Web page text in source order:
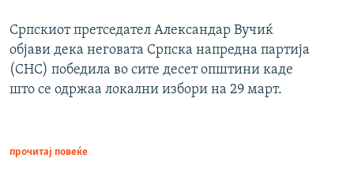
Српскиот претседател Александар Вучиќ
објави дека неговата Српска напредна партија
(СНС) победила во сите десет општини каде
што се одржаа локални избори на 29 март.
прочитај повеќе